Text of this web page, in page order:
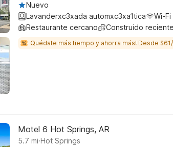
Nuevo
Lavanderxc3xada automxc3xa1tica
Wi-Fi
Restaurante cercano
Construido
Quédate más tiempo y ahorra más! Desde
Motel 6 Hot Springs, AR
5.7 mi.Hot Springs